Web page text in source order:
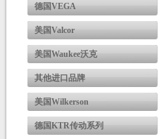
德国VEGA
美国Valcor
美国Waukee沃克
其他进口品牌
美国Wilkerson
德国KTR传动系列